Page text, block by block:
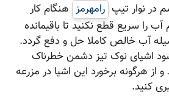
نوار تیپ رامهرمز هنگام کار
سریع قطع نکنید تا باقیمانده
آب خالص کاملا حل و دفع گردد.
اشیای نوک تیز دشمن خطرناک
هرگونه برخورد این اشیا در مزرعه
کنید.